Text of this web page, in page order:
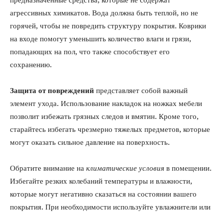
агрессивных химикатов. Вода должна быть теплой, но не
горячей, чтобы не повредить структуру покрытия. Коврики
на входе помогут уменьшить количество влаги и грязи,
попадающих на пол, что также способствует его
сохранению.
Защита от повреждений представляет собой важный
элемент ухода. Использование накладок на ножках мебели
позволит избежать грязных следов и вмятин. Кроме того,
старайтесь избегать чрезмерно тяжелых предметов, которые
могут оказать сильное давление на поверхность.
Обратите внимание на климатические условия в помещении.
Избегайте резких колебаний температуры и влажности,
которые могут негативно сказаться на состоянии вашего
покрытия. При необходимости используйте увлажнители или